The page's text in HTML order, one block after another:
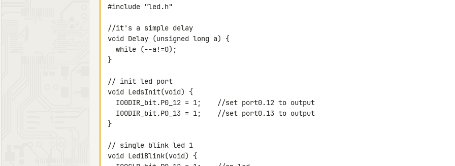
#include "led.h"
//it's a simple delay
void Delay (unsigned long a) {
}
// init led port
void LedsInit(void) {
}
// single blink led 1
void Led1Blink(void) {